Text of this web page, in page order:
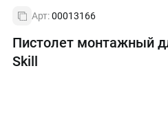
Арт:00013166
Пистолет монтажный
Skill